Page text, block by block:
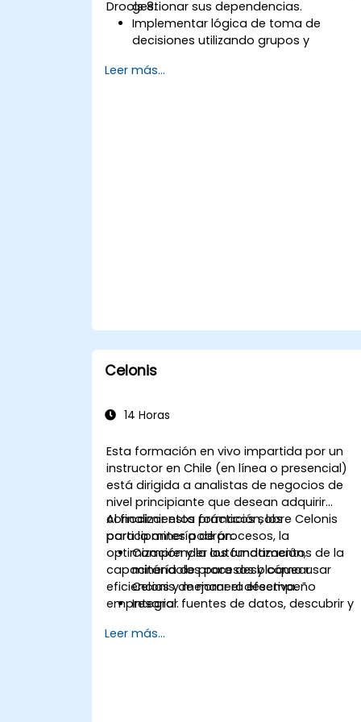
Drools 8.gestionar sus dependencias.
Implementar lógica de toma de
decisiones utilizando grupos y
Optimizar el rendimiento de la
Leer más...
Celonis
14 Horas
Esta formación en vivo impartida por un
instructor en Chile (en línea o presencial)
está dirigida a analistas de negocios de
nivel principiante que desean adquirir
conocimientos prácticos sobre Celonis
para la minería de procesos, la
optimización y la automatización,
capacitándolos para desbloquear
eficiencias y mejorar el desempeño
empresarial.
Al finalizar esta formación, los
participantes podrán:
Comprender los fundamentos de la
minería de procesos y cómo usar
Celonis de manera efectiva.
Integrar fuentes de datos, descubrir y
Adquirir experiencia en el análisis de
Leer más...